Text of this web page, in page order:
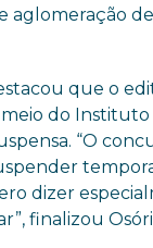
de
que o
do
“O
dizer
finalizou